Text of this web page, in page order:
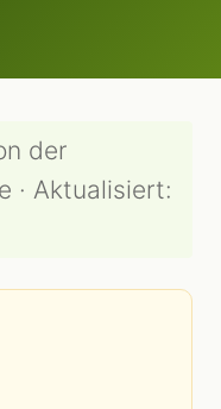
der
· Aktualisiert: